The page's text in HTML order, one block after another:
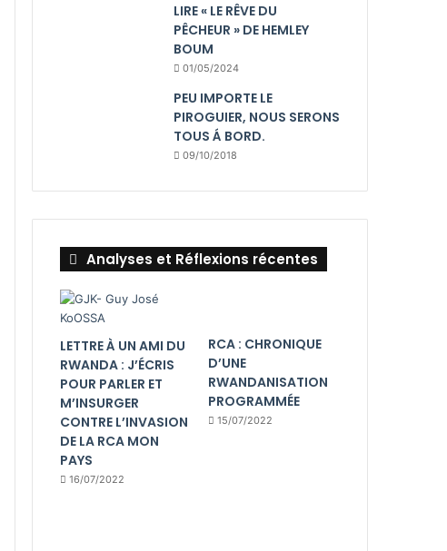
LIRE « LE RÊVE DU
PÊCHEUR » DE HEMLEY
BOUM
01/05/2024
PEU IMPORTE LE
PIROGUIER, NOUS SERONS
TOUS Á BORD.
09/10/2018
Analyses et Réflexions récentes
LETTRE À UN AMI DU
RWANDA : J’ÉCRIS
POUR PARLER ET
M’INSURGER
CONTRE L’INVASION
DE LA RCA MON
PAYS
16/07/2022
RCA : CHRONIQUE
D’UNE
RWANDANISATION
PROGRAMMÉE
15/07/2022